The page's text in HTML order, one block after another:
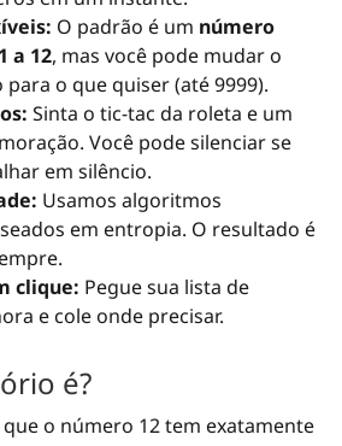
O padrão é um número
a 12, mas você pode mudar o
o que quiser (até 9999).
Sinta o tic-tac da roleta e um
Você pode silenciar se
em silêncio.
Usamos algoritmos
em entropia. O resultado é
clique: Pegue sua lista de
e cole onde precisar.
é?
o número 12 tem exatamente